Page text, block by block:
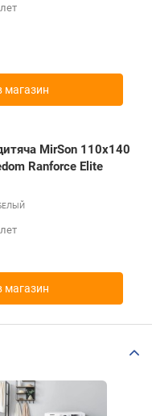
магазин
MirSon 110x140
Ranforce Elite
магазин